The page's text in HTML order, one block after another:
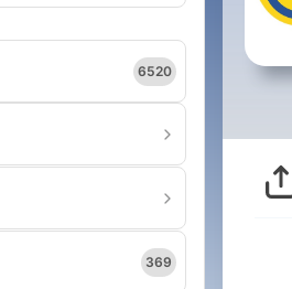
6520
369